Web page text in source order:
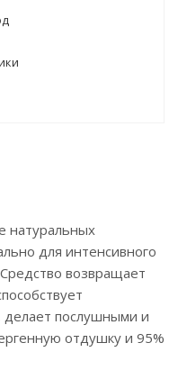
натуральных
для интенсивного
возвращает
делает послушными и
отдушку и 95%